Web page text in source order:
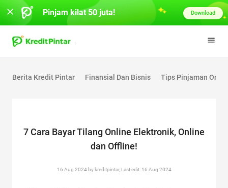
Berita Kredit Pintar Finansial Dan Bisnis Tips Pinjaman
7 Cara Bayar Tilang Online Elektronik, Online
dan Offline!
16 Aug 2024 by kreditpintar, Last edit: 16 Aug 2024
Pinjam kilat 50 juta! Download